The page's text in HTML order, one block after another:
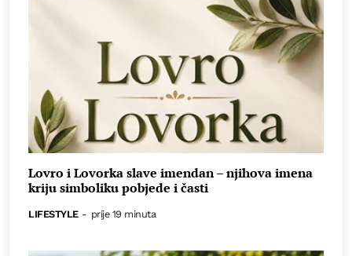
Lovro i Lovorka slave imendan – njihova imena
kriju simboliku pobjede i časti
LIFESTYLE - prije 19 minuta